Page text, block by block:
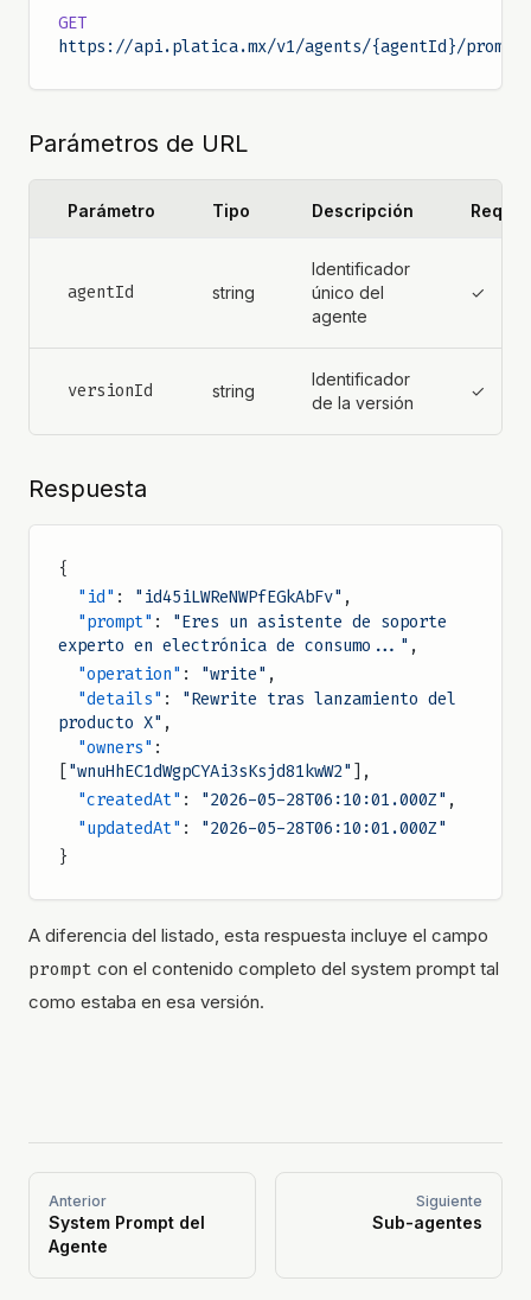
GET
https://api.platica.mx/v1/agents/{agentId}/
Parámetros de URL
Parámetro Tipo Descripción
agentId string
Identificador
único del
agente
✓
versionId string
Identificador
de la versión
✓
Respuesta
{
  "id"
: "id45iLWReNWPfEGkAbFv" ,
  "prompt"
:
"Eres un asistente de soporte
experto en electrónica de consumo..." ,
  "operation"
: "write" ,
  "details"
:
"Rewrite tras lanzamiento del
producto X" ,
  "owners"
:
["wnuHhEC1dWgpCYAi3sKsjd81kwW2" ],
  "createdAt"
: "2026-05-28T06:10:01.000Z" ,
  "updatedAt"
:
"2026-05-28T06:10:01.000Z"
}
A diferencia del listado, esta respuesta incluye el campo
prompt con el contenido completo del system prompt tal
como estaba en esa versión.
Anterior
System Prompt del
Agente
Siguiente
Sub-agentes